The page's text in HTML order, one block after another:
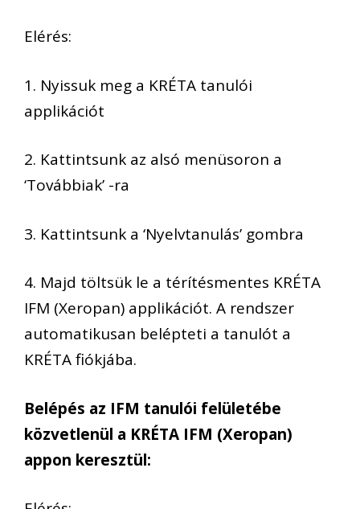
Elérés:
1. Nyissuk meg a KRÉTA tanulói
applikációt
2. Kattintsunk az alsó menüsoron a
‘Továbbiak’ -ra
3. Kattintsunk a ‘Nyelvtanulás’ gombra
4. Majd töltsük le a térítésmentes KRÉTA
IFM (Xeropan) applikációt. A rendszer
automatikusan belépteti a tanulót a
KRÉTA fiókjába.
Belépés az IFM tanulói felületébe
közvetlenül a KRÉTA IFM (Xeropan)
appon keresztül: